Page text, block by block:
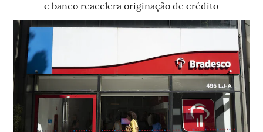
e banco reacelera originação de crédito